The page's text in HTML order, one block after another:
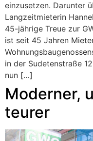
einzusetzen. Darunter
Langzeitmieterin
45-jährige Treue zur
ist seit 45 Jahren
in der Sudetenstraße
nun […]
Moderner,
teurer